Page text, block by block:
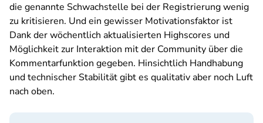
die genannte Schwachstelle bei der Registrierung wenig
zu kritisieren. Und ein gewisser Motivationsfaktor ist
Dank der wöchentlich aktualisierten Highscores und
Möglichkeit zur Interaktion mit der Community über die
Kommentarfunktion gegeben. Hinsichtlich Handhabung
und technischer Stabilität gibt es qualitativ aber noch Luft
nach oben.